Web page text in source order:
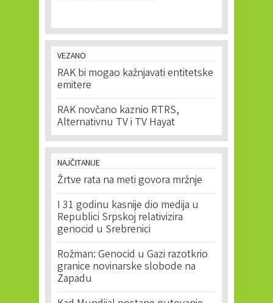
VEZANO
RAK bi mogao kažnjavati entitetske
emitere
RAK novčano kaznio RTRS,
Alternativnu TV i TV Hayat
NAJČITANIJE
Žrtve rata na meti govora mržnje
I 31 godinu kasnije dio medija u
Republici Srpskoj relativizira
genocid u Srebrenici
Rožman: Genocid u Gazi razotkrio
granice novinarske slobode na
Zapadu